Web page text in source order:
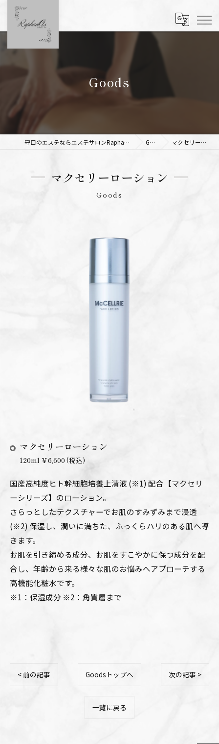
Goods
守口のエステならエステサロンRaphael As 【ラファエルアズ】 Goods マクセリーローション
Goods
マクセリーローション
マクセリーローション
120ml ￥6,600 (税込)
国産高純度ヒト幹細胞培養上清液 (※1) 配合【マクセリ
ーシリーズ】のローション。
さらっとしたテクスチャーでお肌のすみずみまで浸透
(※2) 保湿し、潤いに満ちた、ふっくらハリのある肌へ導
きます。
お肌を引き締める成分、お肌をすこやかに保つ成分を配
合し、年齢から来る様々な肌のお悩みへアプローチする
高機能化粧水です。
※1：保湿成分 ※2：角質層まで
< 前の記事 Goodsトップへ 次の記事 >
一覧に戻る